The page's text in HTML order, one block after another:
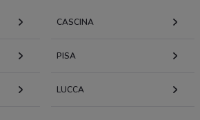
CASCINA
PISA
LUCCA